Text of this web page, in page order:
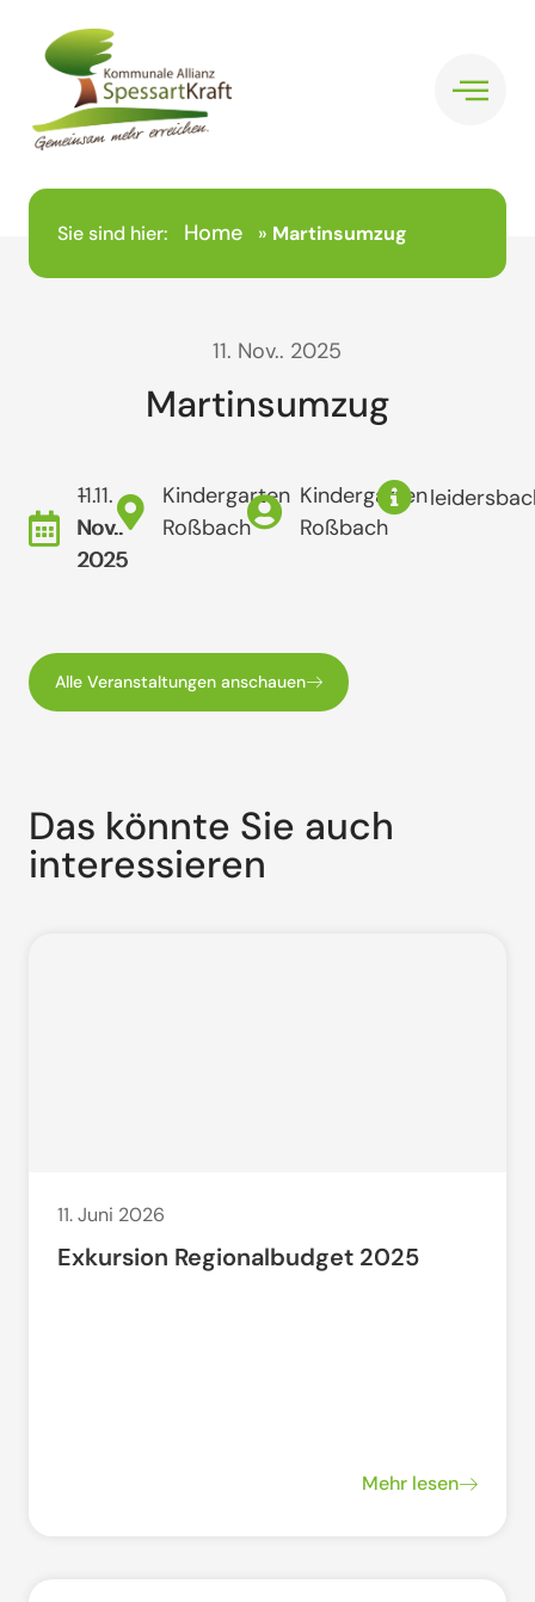
Sie sind hier: Home » Martinsumzug
11. Nov.. 2025
Martinsumzug
11.
Nov..
2025
- 11.
Nov..
2025
Kindergarten
Roßbach
Kindergarten
Roßbach
Alle Veranstaltungen anschauen
Das könnte Sie auch
interessieren
11. Juni 2026
Exkursion Regionalbudget 2025
Mehr lesen